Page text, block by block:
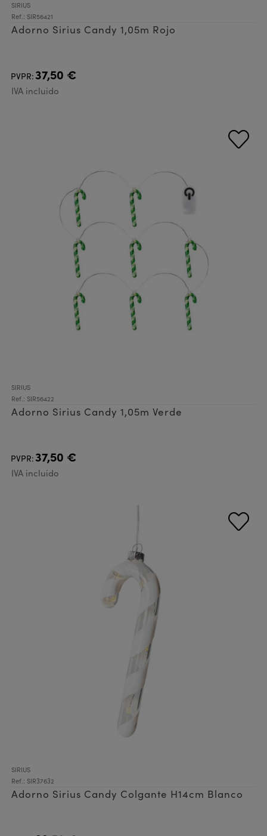
SIRIUS
Ref.: SIR56421
Adorno Sirius Candy 1,05m Rojo
PVPR:37,50 €
IVA incluido
SIRIUS
Ref.: SIR56422
Adorno Sirius Candy 1,05m Verde
PVPR:37,50 €
IVA incluido
SIRIUS
Ref.: SIR37632
Adorno Sirius Candy Colgante H14cm Blanco